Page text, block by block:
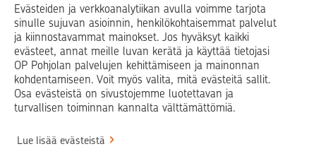
Evästeiden ja verkkoanalytiikan avulla voimme tarjota
sinulle sujuvan asioinnin, henkilökohtaisemmat palvelut
ja kiinnostavammat mainokset. Jos hyväksyt kaikki
evästeet, annat meille luvan kerätä ja käyttää tietojasi
OP Pohjolan palvelujen kehittämiseen ja mainonnan
kohdentamiseen. Voit myös valita, mitä evästeitä sallit.
Osa evästeistä on sivustojemme luotettavan ja
turvallisen toiminnan kannalta välttämättömiä.
Lue lisää evästeistä
Op.fi OP Koti Pohjola Vahinkoapu
Facebook
X LinkedInInstagram